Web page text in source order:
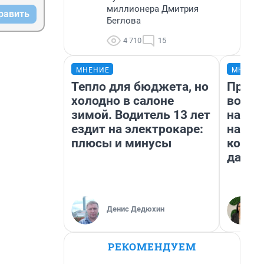
миллионера Дмитрия
Беглова
4 710 15
МНЕНИЕ
Тепло для бюджета, но
холодно в салоне
зимой. Водитель 13 лет
ездит на электрокаре:
плюсы и минусы
Денис Дедюхин
нам
даже
РЕКОМЕНДУЕМ